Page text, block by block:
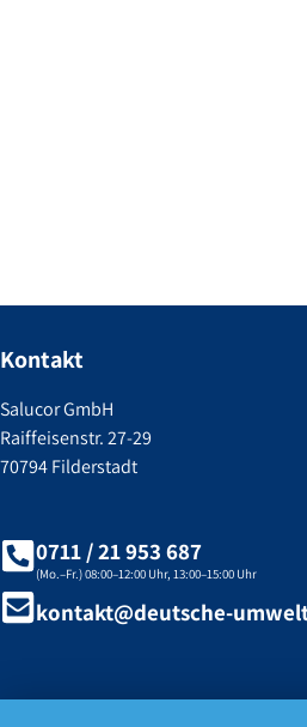
Kontakt
Salucor GmbH
Raiffeisenstr. 27-29
70794 Filderstadt
0711 / 21 953 687
(Mo.–Fr.) 08:00–12:00 Uhr, 13:00–15:00 Uhr
kontakt@deutsche-